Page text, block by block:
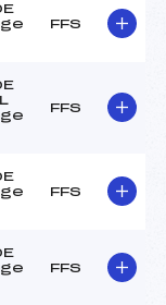
FFS
FFS
FFS
FFS